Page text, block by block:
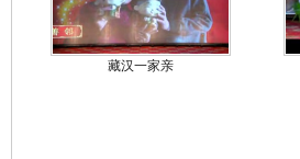
藏汉一家亲